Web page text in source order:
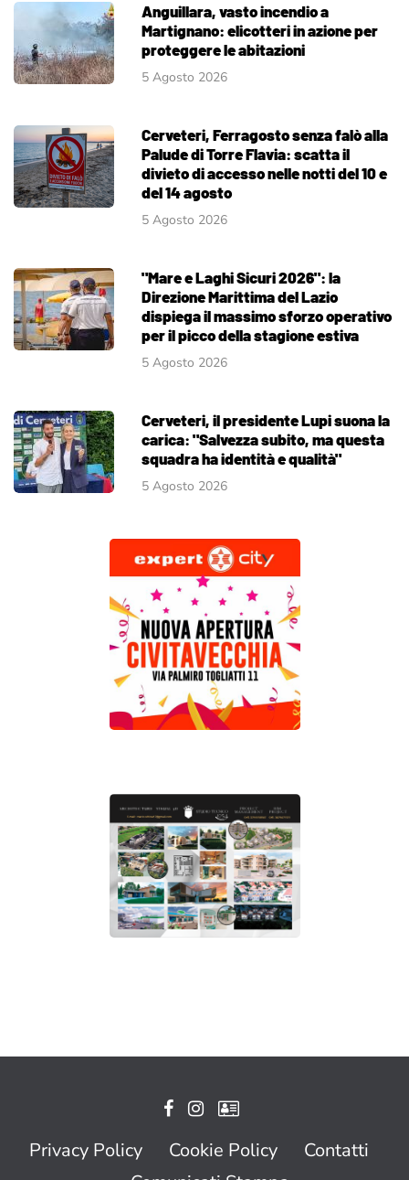
Anguillara, vasto incendio a
Martignano: elicotteri in azione per
proteggere le abitazioni
5 Agosto 2026
Cerveteri, Ferragosto senza falò alla
Palude di Torre Flavia: scatta il
divieto di accesso nelle notti del 10 e
del 14 agosto
5 Agosto 2026
"Mare e Laghi Sicuri 2026": la
Direzione Marittima del Lazio
dispiega il massimo sforzo operativo
per il picco della stagione estiva
5 Agosto 2026
Cerveteri, il presidente Lupi suona la
carica: "Salvezza subito, ma questa
squadra ha identità e qualità"
5 Agosto 2026
Privacy Policy Cookie Policy
Contatti